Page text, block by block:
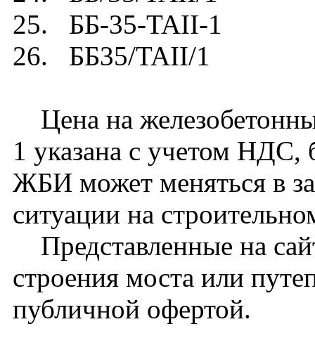
25. ББ-35-TAII-1
26. ББ35/TAII/1
Цена на
1 указана с учетом НДС,
ЖБИ может меняться в
ситуации на
Представленные на
строения моста или
публичной офертой.